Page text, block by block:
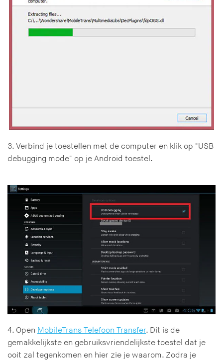
3. Verbind je toestellen met de computer en klik op "USB
debugging mode" op je Android toestel.
4. Open MobileTrans Telefoon Transfer. Dit is de
gemakkelijkste en gebruiksvriendelijkste toestel dat je
ooit zal tegenkomen en hier zie je waarom. Zodra je